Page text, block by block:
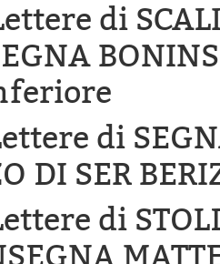
di
di
DI SER
di